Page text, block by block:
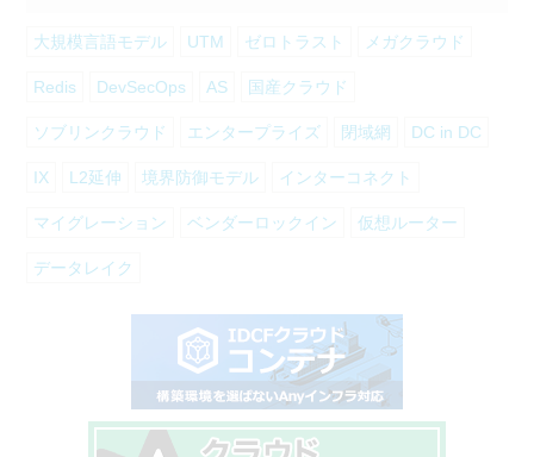
大規模言語モデル UTM ゼロトラスト メガクラウド
Redis DevSecOps AS 国産クラウド
ソブリンクラウド エンタープライズ 閉域網 DC in DC
IX L2延伸 境界防御モデル インターコネクト
マイグレーション ベンダーロックイン 仮想ルーター
データレイク